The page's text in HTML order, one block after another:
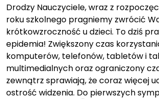
Drodzy Nauczyciele, wraz z
roku szkolnego pragniemy zwrócić
krótkowzroczność u dzieci. To dziś
epidemia! Zwiększony czas
komputerów, telefonów, tabletów i
multimedialnych oraz ograniczony
zewnątrz sprawiają, że coraz więcej
ostrość widzenia. Do pierwszych